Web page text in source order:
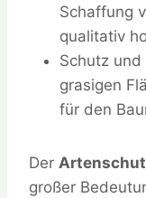
Schaffung
qualitativ
Schutz und
grasigen
für den
Der
großer